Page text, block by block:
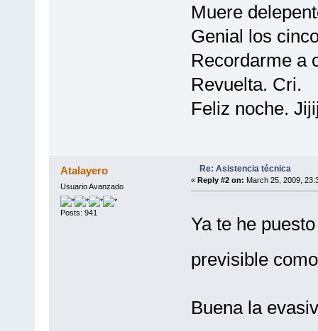
Muere
Genial los
Recordarme a
Revuelta. Cri.
Feliz noche.
Atalayero
Usuario Avanzado
Posts: 941
Re: Asistencia técnica
« Reply #2 on: March 25, 2009,
Ya te he
previsible
Buena la